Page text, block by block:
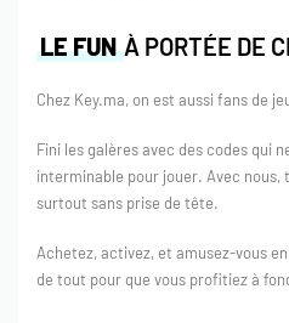
LE FUNÀ PORTÉE DE
Chez Key.ma, on est aussi fans de
Fini les galères avec des codes qui
interminable pour jouer. Avec nous,
surtout sans prise de tête.
Achetez, activez, et amusez-vous
de tout pour que vous profitiez à